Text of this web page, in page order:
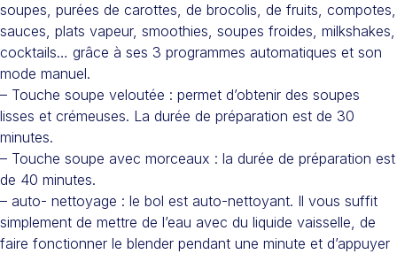
soupes, purées de carottes, de brocolis, de fruits, compotes,
sauces, plats vapeur, smoothies, soupes froides, milkshakes,
cocktails… grâce à ses 3 programmes automatiques et son
mode manuel.
– Touche soupe veloutée : permet d’obtenir des soupes
lisses et crémeuses. La durée de préparation est de 30
minutes.
– Touche soupe avec morceaux : la durée de préparation est
de 40 minutes.
– auto- nettoyage : le bol est auto-nettoyant. Il vous suffit
simplement de mettre de l’eau avec du liquide vaisselle, de
faire fonctionner le blender pendant une minute et d’appuyer